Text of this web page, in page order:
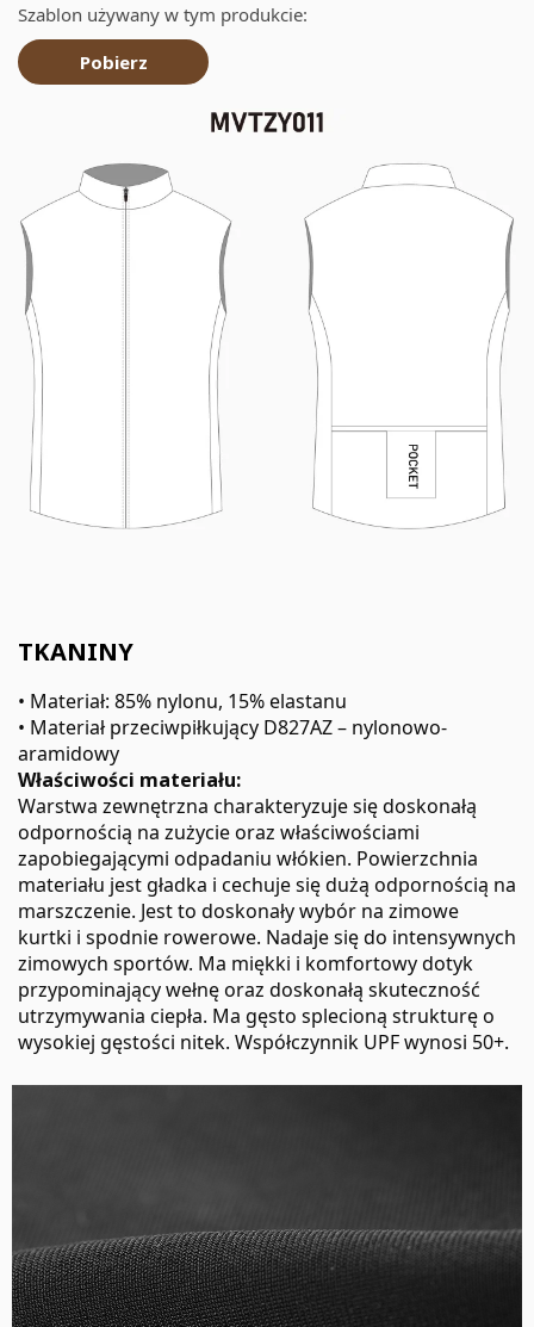
Szablon używany w tym produkcie:
Pobierz
TKANINY
• Materiał: 85% nylonu, 15% elastanu
• Materiał przeciwpiłkujący D827AZ – nylonowo-
aramidowy
Właściwości materiału:
Warstwa zewnętrzna charakteryzuje się doskonałą
odpornością na zużycie oraz właściwościami
zapobiegającymi odpadaniu włókien. Powierzchnia
materiału jest gładka i cechuje się dużą odpornością na
marszczenie. Jest to doskonały wybór na zimowe
kurtki i spodnie rowerowe. Nadaje się do intensywnych
zimowych sportów. Ma miękki i komfortowy dotyk
przypominający wełnę oraz doskonałą skuteczność
utrzymywania ciepła. Ma gęsto splecioną strukturę o
wysokiej gęstości nitek. Współczynnik UPF wynosi 50+.